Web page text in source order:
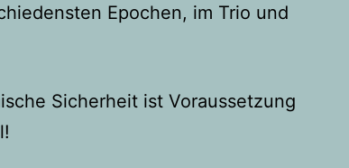
Epochen, im Trio und
Sicherheit ist Voraussetzung